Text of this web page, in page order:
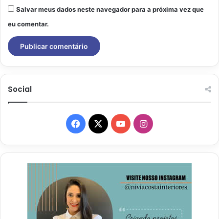
Salvar meus dados neste navegador para a próxima vez que
eu comentar.
Social
Facebook
X YouTubeInstagram